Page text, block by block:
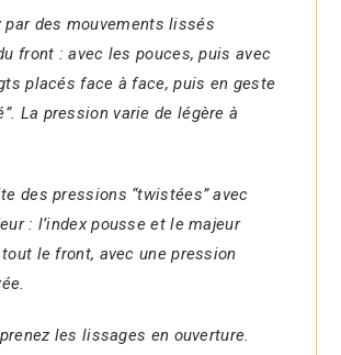
par des mouvements lissés
front : avec les pouces, puis avec
placés face à face, puis en geste
La pression varie de légère à
des pressions “twistées” avec
: l’index pousse et le majeur
le front, avec une pression
les lissages en ouverture.